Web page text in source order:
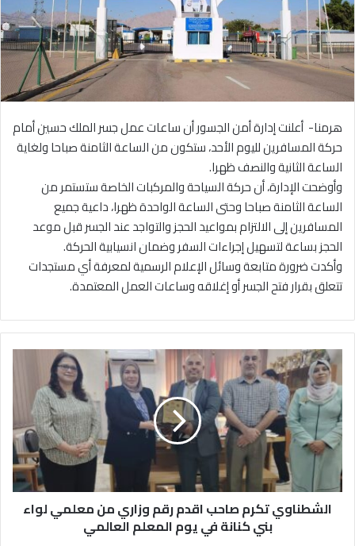
هرمنا- أعلنت إدارة أمن الجسور أن ساعات عمل جسر الملك حسين أمام
حركة المسافرين لليوم الأحد، ستكون من الساعة الثامنة صباحا ولغاية
الساعة الثانية والنصف ظهرا.
وأوضحت الإدارة، أن حركة السياحة والمركبات الخاصة ستستمر من
الساعة الثامنة صباحا وحتى الساعة الواحدة ظهرا، داعية جميع
المسافرين إلى الالتزام بمواعيد الحجز والتواجد عند الجسر قبل موعد
الحجز بساعة لتسهيل إجراءات السفر وضمان انسيابية الحركة.
وأكدت ضرورة متابعة وسائل الإعلام الرسمية لمعرفة أي مستجدات
تتعلق بقرار فتح الجسر أو إغلاقه وساعات العمل المعتمدة.
ش
ط
ن
ا
ي
ت
الشطناوي تكرم صاحب اقدم رقم وزاري من معلمي لواء
بني كنانة في يوم المعلم العالمي